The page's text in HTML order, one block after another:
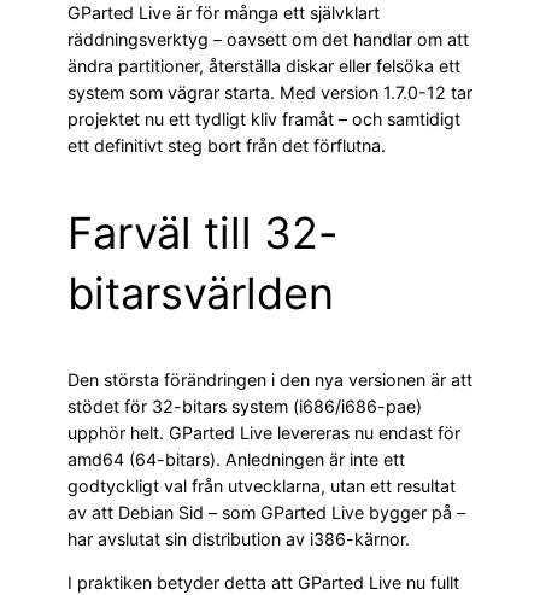
GParted Live är för många ett självklart
räddningsverktyg – oavsett om det handlar om att
ändra partitioner, återställa diskar eller felsöka ett
system som vägrar starta. Med version 1.7.0-12 tar
projektet nu ett tydligt kliv framåt – och samtidigt
ett definitivt steg bort från det förflutna.
Farväl till 32-
bitarsvärlden
Den största förändringen i den nya versionen är att
stödet för 32-bitars system (i686/i686-pae)
upphör helt. GParted Live levereras nu endast för
amd64 (64-bitars). Anledningen är inte ett
godtyckligt val från utvecklarna, utan ett resultat
av att Debian Sid – som GParted Live bygger på –
har avslutat sin distribution av i386-kärnor.
I praktiken betyder detta att GParted Live nu fullt